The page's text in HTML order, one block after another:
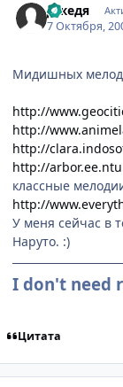
Джедя
7 Октября,
Мидишных
http://
http://
http://
http://
классные
http://
У меня сейчас в
Наруто. :)
I don't need
Цитата